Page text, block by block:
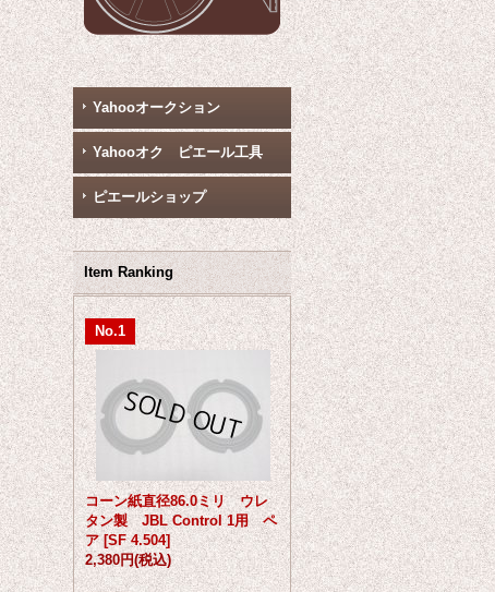
Yahooオークション
Yahooオク ピエール工具
ピエールショップ
Item Ranking
No.1
コーン紙直径86.0ミリ ウレ
タン製 JBL Control 1用 ペ
ア [SF 4.504]
2,380円(税込)